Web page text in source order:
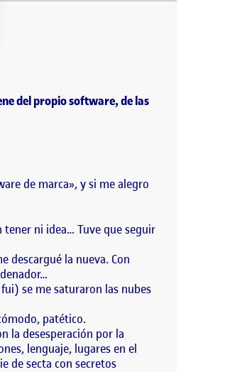
del propio software, de las
de marca», y si me alegro
ni idea… Tuve que seguir
descargué la nueva. Con
se me saturaron las nubes
patético.
la desesperación por la
lenguaje, lugares en el
de secta con secretos